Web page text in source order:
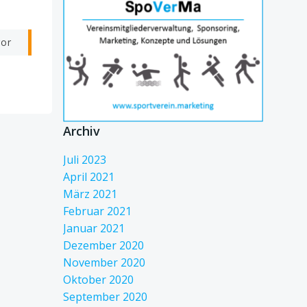
Archiv
Juli 2023
April 2021
März 2021
Februar 2021
Januar 2021
Dezember 2020
November 2020
Oktober 2020
September 2020